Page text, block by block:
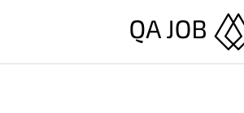
QA Job Board